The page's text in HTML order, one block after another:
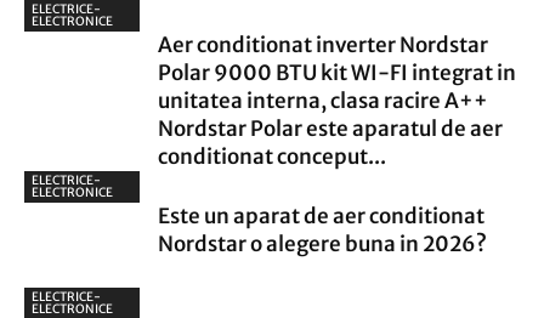
ELECTRICE-
ELECTRONICE
Aer conditionat inverter Nordstar
Polar 9000 BTU kit WI-FI integrat in
unitatea interna, clasa racire A++
Nordstar Polar este aparatul de aer
conditionat conceput...
ELECTRICE-
ELECTRONICE
Este un aparat de aer conditionat
Nordstar o alegere buna in 2026?
ELECTRICE-
ELECTRONICE